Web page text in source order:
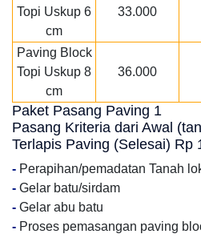
Topi Uskup 6
cm
33.000
Paving Block
Topi Uskup 8
cm
36.000
Paket Pasang Paving 1
Pasang Kriteria dari Awal
Terlapis Paving (Selesai) Rp
- Perapihan/pemadatan Tanah
- Gelar batu/sirdam
- Gelar abu batu
- Proses pemasangan paving